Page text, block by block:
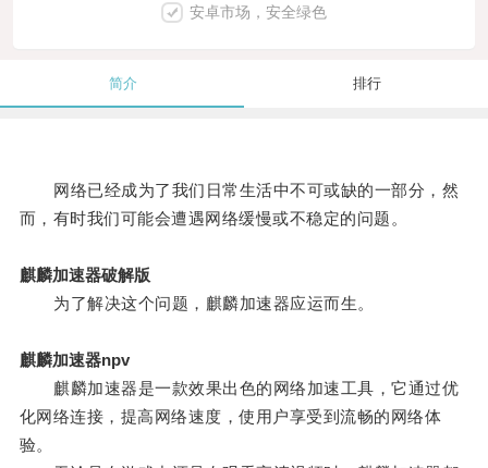
安卓市场，安全绿色
简介 排行
网络已经成为了我们日常生活中不可或缺的一部分，然
而，有时我们可能会遭遇网络缓慢或不稳定的问题。
麒麟加速器破解版
为了解决这个问题，麒麟加速器应运而生。
麒麟加速器npv
麒麟加速器是一款效果出色的网络加速工具，它通过优
化网络连接，提高网络速度，使用户享受到流畅的网络体
验。